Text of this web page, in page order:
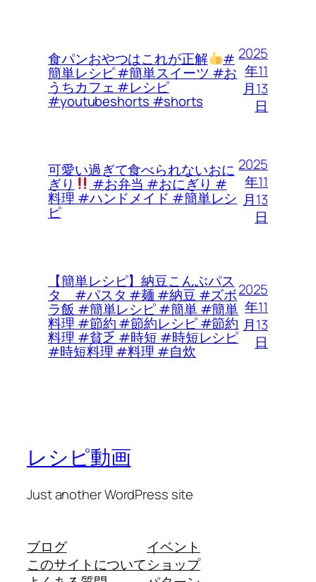
食パンおやつはこれが正解 #
簡単レシピ #簡単スイーツ #お
うちカフェ #レシピ
#youtubeshorts #shorts
2025
年11
月13
日
可愛い過ぎて食べられないおに
ぎり #お弁当 #おにぎり #
料理 #ハンドメイド #簡単レシ
ピ
2025
年11
月13
日
【簡単レシピ】納豆こんぶパス
タ #パスタ #麺 #納豆 #ズボ
ラ飯 #簡単レシピ #簡単 #簡単
料理 #節約 #節約レシピ #節約
料理 #貧乏 #時短 #時短レシピ
#時短料理 #料理 #自炊
2025
年11
月13
日
レシピ動画
Just another WordPress site
ブログ
このサイトについて
イベント
ショップ